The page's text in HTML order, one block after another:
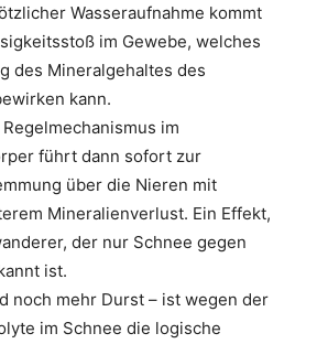
Wasseraufnahme kommt
im Gewebe, welches
des Mineralgehaltes des
kann.
im
führt dann sofort zur
über die Nieren mit
Mineralienverlust. Ein Effekt,
der nur Schnee gegen
ist.
noch mehr Durst – ist wegen der
im Schnee die logische